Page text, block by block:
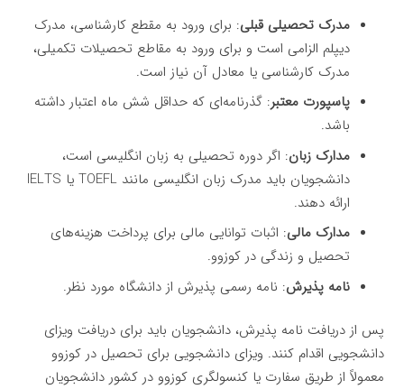
مدرک تحصیلی قبلی: برای ورود به مقطع کارشناسی، مدرک
دیپلم الزامی است و برای ورود به مقاطع تحصیلات تکمیلی،
مدرک کارشناسی یا معادل آن نیاز است.
پاسپورت معتبر: گذرنامه‌ای که حداقل شش ماه اعتبار داشته
باشد.
مدارک زبان: اگر دوره تحصیلی به زبان انگلیسی است،
دانشجویان باید مدرک زبان انگلیسی مانند TOEFL یا IELTS
ارائه دهند.
مدارک مالی: اثبات توانایی مالی برای پرداخت هزینه‌های
تحصیل و زندگی در کوزوو.
نامه پذیرش: نامه رسمی پذیرش از دانشگاه مورد نظر.
پس از دریافت نامه پذیرش، دانشجویان باید برای دریافت ویزای
دانشجویی اقدام کنند. ویزای دانشجویی برای تحصیل در کوزوو
معمولاً از طریق سفارت یا کنسولگری کوزوو در کشور دانشجویان